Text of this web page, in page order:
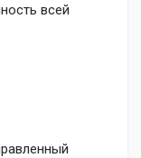
всей